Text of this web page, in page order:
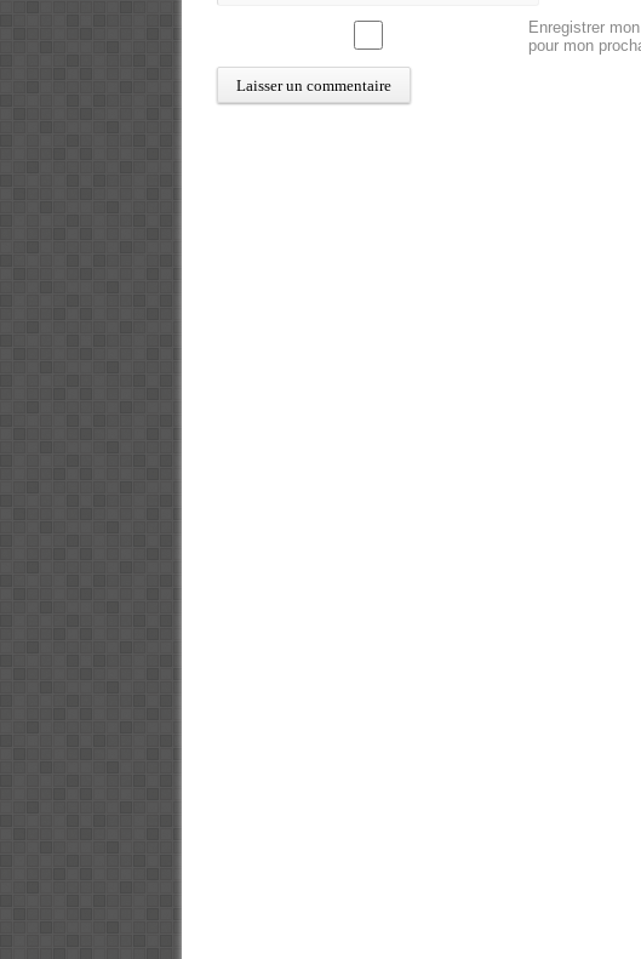
Enregistrer
pour mon